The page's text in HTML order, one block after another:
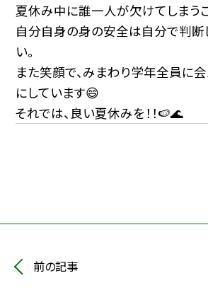
夏休み中に誰一人が欠けてしまう
自分自身の身の安全は自分で判断
い。
また笑顔で、みまわり学年全員に
にしています😄
それでは、良い夏休みを！！🍉🌊
前の記事